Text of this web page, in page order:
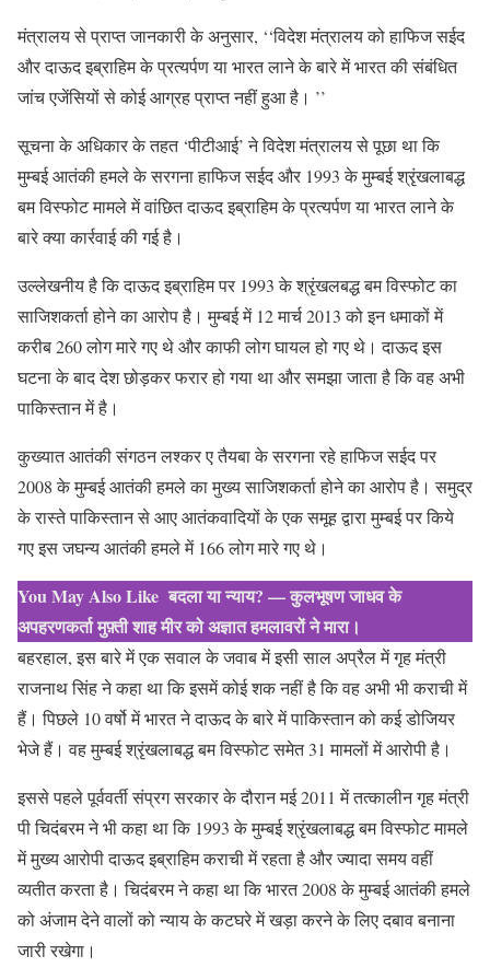
मंत्रालय से प्राप्त जानकारी के अनुसार, ‘‘विदेश मंत्रालय को हाफिज सईद
और दाऊद इब्राहिम के प्रत्यर्पण या भारत लाने के बारे में भारत की संबंधित
जांच एजेंसियों से कोई आग्रह प्राप्त नहीं हुआ है। ’’
सूचना के अधिकार के तहत ‘पीटीआई’ ने विदेश मंत्रालय से पूछा था कि
मुम्बई आतंकी हमले के सरगना हाफिज सईद और 1993 के मुम्बई श्रृंखलाबद्ध
बम विस्फोट मामले में वांछित दाऊद इब्राहिम के प्रत्यर्पण या भारत लाने के
बारे क्या कार्रवाई की गई है।
उल्लेखनीय है कि दाऊद इब्राहिम पर 1993 के श्रृंखलबद्ध बम विस्फोट का
साजिशकर्ता होने का आरोप है। मुम्बई में 12 मार्च 2013 को इन धमाकों में
करीब 260 लोग मारे गए थे और काफी लोग घायल हो गए थे। दाऊद इस
घटना के बाद देश छोड़कर फरार हो गया था और समझा जाता है कि वह अभी
पाकिस्तान में है।
कुख्यात आतंकी संगठन लश्कर ए तैयबा के सरगना रहे हाफिज सईद पर
2008 के मुम्बई आतंकी हमले का मुख्य साजिशकर्ता होने का आरोप है। समुद्र
के रास्ते पाकिस्तान से आए आतंकवादियों के एक समूह द्वारा मुम्बई पर किये
गए इस जघन्य आतंकी हमले में 166 लोग मारे गए थे।
You May Also Like बदला या न्याय? — कुलभूषण जाधव के
अपहरणकर्ता मुफ़्ती शाह मीर को अज्ञात हमलावरों ने मारा।
बहरहाल, इस बारे में एक सवाल के जवाब में इसी साल अप्रैल में गृह मंत्री
राजनाथ सिंह ने कहा था कि इसमें कोई शक नहीं है कि वह अभी भी कराची में
हैं। पिछले 10 वर्षो में भारत ने दाऊद के बारे में पाकिस्तान को कई डोजियर
भेजे हैं। वह मुम्बई श्रृंखलाबद्ध बम विस्फोट समेत 31 मामलों में आरोपी है।
इससे पहले पूर्ववर्ती संप्रग सरकार के दौरान मई 2011 में तत्कालीन गृह मंत्री
पी चिदंबरम ने भी कहा था कि 1993 के मुम्बई श्रृंखलाबद्ध बम विस्फोट मामले
में मुख्य आरोपी दाऊद इब्राहिम कराची में रहता है और ज्यादा समय वहीं
व्यतीत करता है। चिदंबरम ने कहा था कि भारत 2008 के मुम्बई आतंकी हमले
को अंजाम देने वालों को न्याय के कटघरे में खड़ा करने के लिए दबाव बनाना
जारी रखेगा।